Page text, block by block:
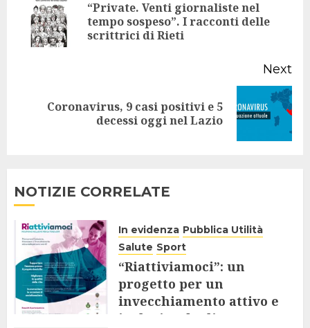
“Private. Venti giornaliste nel
tempo sospeso”. I racconti delle
scrittrici di Rieti
Next
Coronavirus, 9 casi positivi e 5
decessi oggi nel Lazio
NOTIZIE CORRELATE
In evidenza Pubblica Utilità
Salute Sport
“Riattiviamoci”: un
progetto per un
invecchiamento attivo e
inclusivo degli Over 65